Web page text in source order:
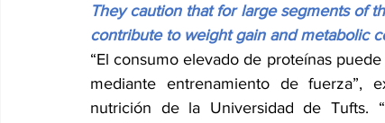
They caution that for large segments of
contribute to weight gain and metabolic
“El consumo elevado de proteínas
mediante entrenamiento de fuerza”,
nutrición de la Universidad de Tufts.